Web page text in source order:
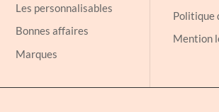
du
produit
Les personnalisables
Bonnes affaires
Marques
Politique
Mention